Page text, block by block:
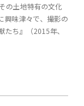
の土地特有の文化
興味津々で、撮影の
ち』（2015年、